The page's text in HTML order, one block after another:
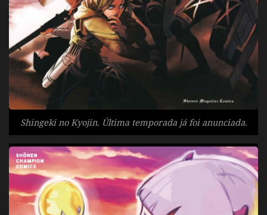
Shingeki no Kyojin. Última temporada já foi anunciada.